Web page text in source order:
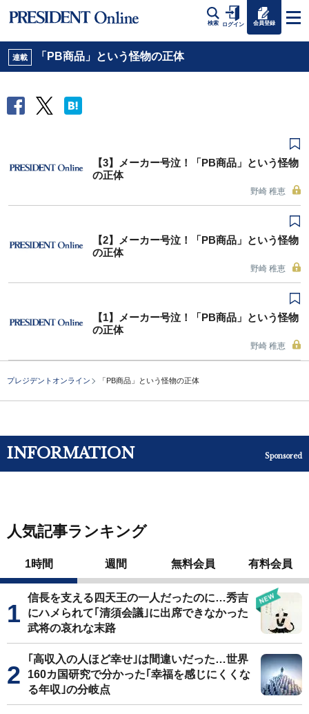
検索 ログイン 会員登録
連載 「PB商品」という怪物の正体
【3】メーカー号泣！「PB商品」という怪物
の正体
野崎 稚恵
【2】メーカー号泣！「PB商品」という怪物
の正体
野崎 稚恵
【1】メーカー号泣！「PB商品」という怪物
の正体
野崎 稚恵
プレジデントオンライン 「PB商品」という怪物の正体
INFORMATION Sponsored
人気記事ランキング
1時間 週間 無料会員 有料会員
信長を支える四天王の一人だったのに…秀吉
にハメられて｢清須会議｣に出席できなかった
武将の哀れな末路
｢高収入の人ほど幸せ｣は間違いだった…世界
160カ国研究で分かった｢幸福を感じにくくな
る年収｣の分岐点